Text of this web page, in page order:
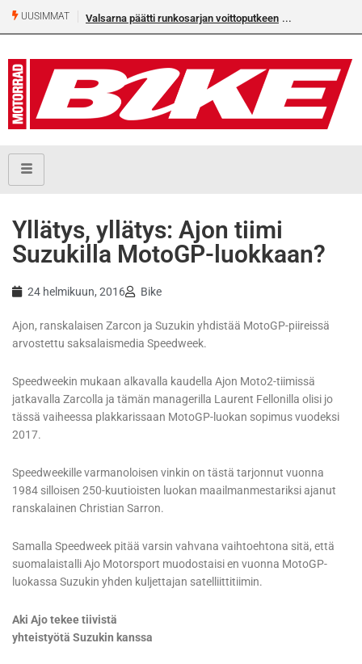
UUSIMMAT Valsarna päätti runkosarjan voittoputkeen
Yllätys, yllätys: Ajon tiimi
Suzukilla MotoGP-luokkaan?
24 helmikuun, 2016 Bike
Ajon, ranskalaisen Zarcon ja Suzukin yhdistää MotoGP-piireissä
arvostettu saksalaismedia Speedweek.
Speedweekin mukaan alkavalla kaudella Ajon Moto2-tiimissä
jatkavalla Zarcolla ja tämän managerilla Laurent Fellonilla olisi jo
tässä vaiheessa plakkarissaan MotoGP-luokan sopimus vuodeksi
2017.
Speedweekille varmanoloisen vinkin on tästä tarjonnut vuonna
1984 silloisen 250-kuutioisten luokan maailmanmestariksi ajanut
ranskalainen Christian Sarron.
Samalla Speedweek pitää varsin vahvana vaihtoehtona sitä, että
suomalaistalli Ajo Motorsport muodostaisi en vuonna MotoGP-
luokassa Suzukin yhden kuljettajan satelliittitiimin.
Aki Ajo tekee tiivistä
yhteistyötä Suzukin kanssa